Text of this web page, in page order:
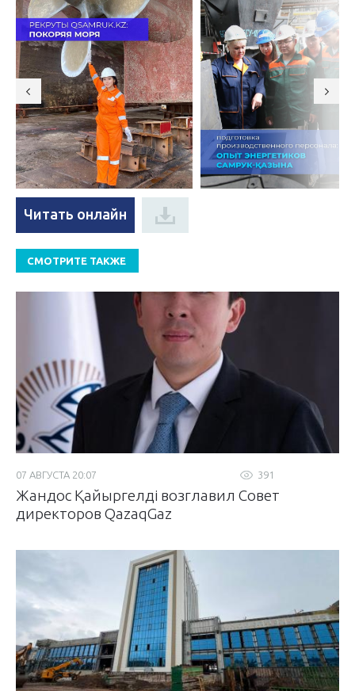
Читать онлайн
СМОТРИТЕ ТАКЖЕ
391
07 АВГУСТА 20:07
Жандос Қайыргелді возглавил Совет
директоров QazaqGaz